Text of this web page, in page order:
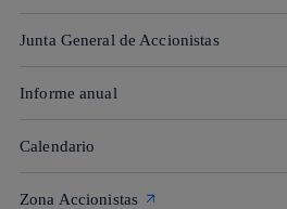
Junta General de Accionistas
Informe anual
Calendario
Zona Accionistas